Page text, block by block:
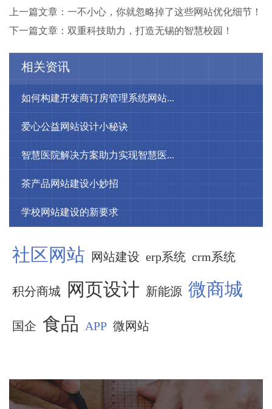
上一篇文章：一不小心，你就忽略掉了这些网站优化细节！
下一篇文章：双重科技助力，打造无锡的智慧校园！
相关资讯
如何构建开发商订房管理系统网站...
爱心公益网站设计小秘诀
智慧医院解决方案助力实现智慧医...
茶产品网站建设小妙招
学校网站建设的新要求
社区网站 网站建设 erp系统 crm系统
积分商城 网页设计 新能源 微商城
国企 食品 APP 微网站